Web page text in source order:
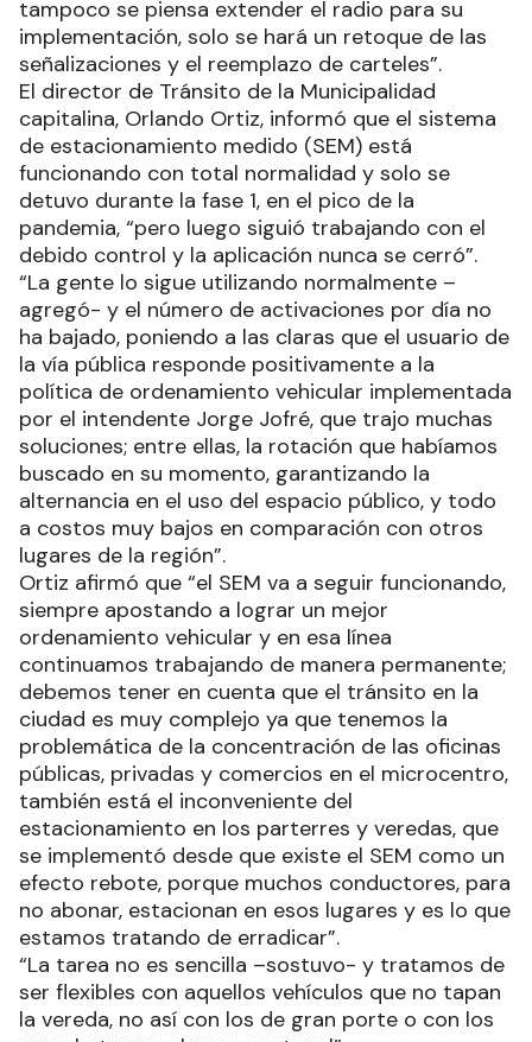
tampoco se piensa extender el radio para su
implementación, solo se hará un retoque de las
señalizaciones y el reemplazo de carteles”.
El director de Tránsito de la Municipalidad
capitalina, Orlando Ortiz, informó que el sistema
de estacionamiento medido (SEM) está
funcionando con total normalidad y solo se
detuvo durante la fase 1, en el pico de la
pandemia, “pero luego siguió trabajando con el
debido control y la aplicación nunca se cerró”.
“La gente lo sigue utilizando normalmente –
agregó- y el número de activaciones por día no
ha bajado, poniendo a las claras que el usuario de
la vía pública responde positivamente a la
política de ordenamiento vehicular implementada
por el intendente Jorge Jofré, que trajo muchas
soluciones; entre ellas, la rotación que habíamos
buscado en su momento, garantizando la
alternancia en el uso del espacio público, y todo
a costos muy bajos en comparación con otros
lugares de la región”.
Ortiz afirmó que “el SEM va a seguir funcionando,
siempre apostando a lograr un mejor
ordenamiento vehicular y en esa línea
continuamos trabajando de manera permanente;
debemos tener en cuenta que el tránsito en la
ciudad es muy complejo ya que tenemos la
problemática de la concentración de las oficinas
públicas, privadas y comercios en el microcentro,
también está el inconveniente del
estacionamiento en los parterres y veredas, que
se implementó desde que existe el SEM como un
efecto rebote, porque muchos conductores, para
no abonar, estacionan en esos lugares y es lo que
estamos tratando de erradicar”.
“La tarea no es sencilla –sostuvo- y tratamos de
ser flexibles con aquellos vehículos que no tapan
la vereda, no así con los de gran porte o con los